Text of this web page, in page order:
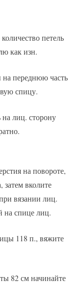
петель
как изн.
на переднюю часть
спицу.
на лиц. сторону
на повороте,
затем вколите
вязании лиц.
на спице лиц.
118 п., вяжите
82 см начинайте